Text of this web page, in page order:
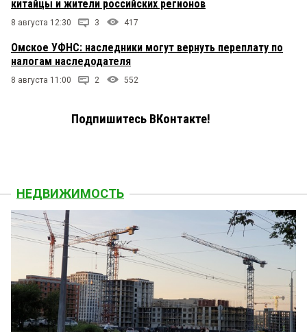
китайцы и жители российских регионов
8 августа 12:30 3 417
Омское УФНС: наследники могут вернуть переплату по
налогам наследодателя
8 августа 11:00 2 552
Подпишитесь ВКонтакте!
НЕДВИЖИМОСТЬ